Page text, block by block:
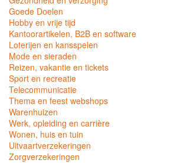
Goede Doelen
Hobby en vrije tijd
Kantoorartikelen, B2B en software
Loterijen en kansspelen
Mode en sieraden
Reizen, vakantie en tickets
Sport en recreatie
Telecommunicatie
Thema en feest webshops
Warenhuizen
Werk, opleiding en carrière
Wonen, huis en tuin
Uitvaartverzekeringen
Zorgverzekeringen